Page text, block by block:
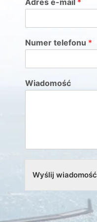
Adres e-mail *
Numer telefonu *
Wiadomość
Wyślij wiadomość